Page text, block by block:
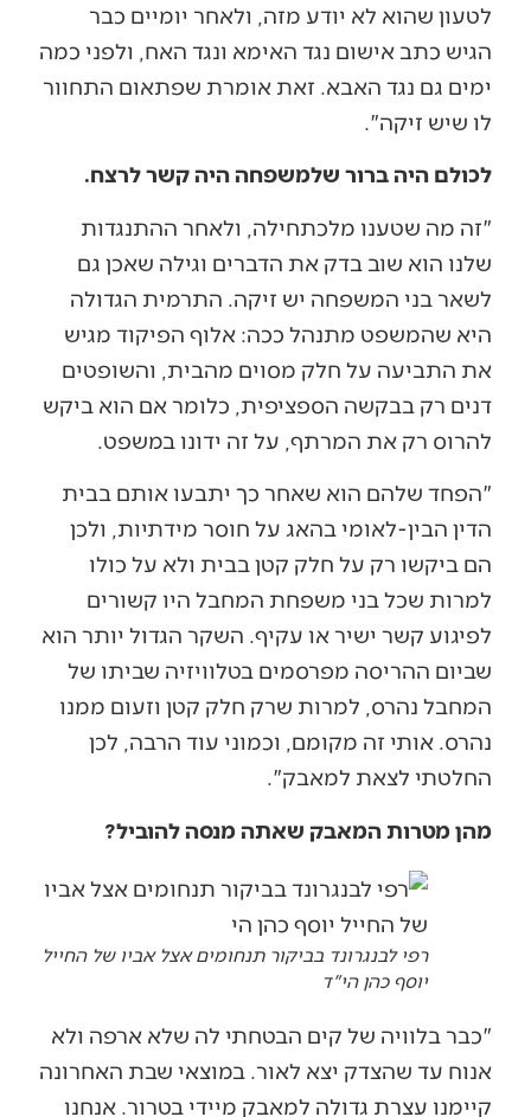
לטעון שהוא לא יודע מזה, ולאחר יומיים כבר
הגיש כתב אישום נגד האימא ונגד האח, ולפני כמה
ימים גם נגד האבא. זאת אומרת שפתאום התחוור
לו שיש זיקה".
לכולם היה ברור שלמשפחה היה קשר לרצח.
"זה מה שטענו מלכתחילה, ולאחר ההתנגדות
שלנו הוא שוב בדק את הדברים וגילה שאכן גם
לשאר בני המשפחה יש זיקה. התרמית הגדולה
היא שהמשפט מתנהל ככה: אלוף הפיקוד מגיש
את התביעה על חלק מסוים מהבית, והשופטים
דנים רק בבקשה הספציפית, כלומר אם הוא ביקש
להרוס רק את המרתף, על זה ידונו במשפט.
"הפחד שלהם הוא שאחר כך יתבעו אותם בבית
הדין הבין-לאומי בהאג על חוסר מידתיות, ולכן
הם ביקשו רק על חלק קטן בבית ולא על כולו
למרות שכל בני משפחת המחבל היו קשורים
לפיגוע קשר ישיר או עקיף. השקר הגדול יותר הוא
שביום ההריסה מפרסמים בטלוויזיה שביתו של
המחבל נהרס, למרות שרק חלק קטן וזעום ממנו
נהרס. אותי זה מקומם, וכמוני עוד הרבה, לכן
החלטתי לצאת למאבק".
מהן מטרות המאבק שאתה מנסה להוביל?
רפי לבנגרונד בביקור תנחומים אצל אביו של החייל
יוסף כהן הי"ד
"כבר בלוויה של קים הבטחתי לה שלא ארפה ולא
אנוח עד שהצדק יצא לאור. במוצאי שבת האחרונה
קיימנו עצרת גדולה למאבק מיידי בטרור. אנחנו